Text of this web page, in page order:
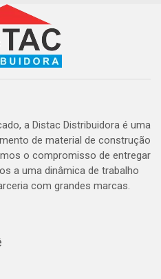
a Distac Distribuidora é uma
de material de construção
o compromisso de entregar
a uma dinâmica de trabalho
com grandes marcas.